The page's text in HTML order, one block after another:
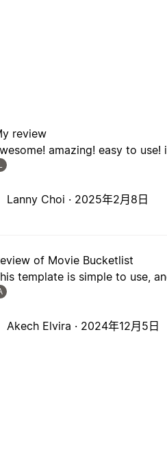
review
amazing! easy to
Lanny Choi · 2025年2月8日
of Movie Bucketlist
template is simple to use,
Akech Elvira · 2024年12月5日